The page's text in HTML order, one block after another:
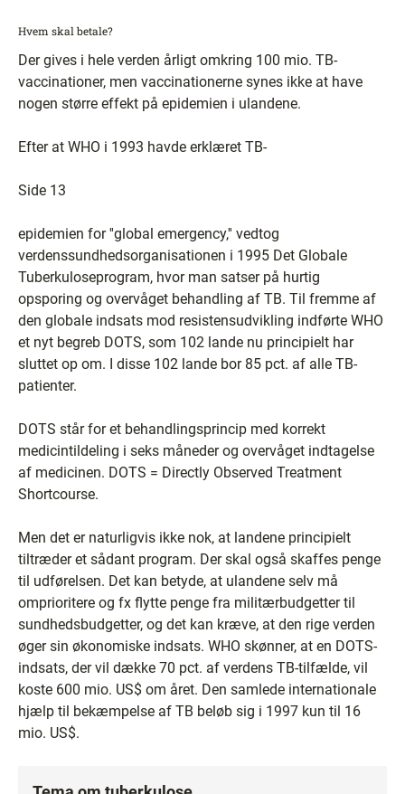
Hvem skal betale?
Der gives i hele verden årligt omkring 100 mio. TB-
vaccinationer, men vaccinationerne synes ikke at have
nogen større effekt på epidemien i ulandene.
Efter at WHO i 1993 havde erklæret TB-
Side 13
epidemien for ''global emergency,'' vedtog
verdenssundhedsorganisationen i 1995 Det Globale
Tuberkuloseprogram, hvor man satser på hurtig
opsporing og overvåget behandling af TB. Til fremme af
den globale indsats mod resistensudvikling indførte WHO
et nyt begreb DOTS, som 102 lande nu principielt har
sluttet op om. I disse 102 lande bor 85 pct. af alle TB-
patienter.
DOTS står for et behandlingsprincip med korrekt
medicintildeling i seks måneder og overvåget indtagelse
af medicinen. DOTS = Directly Observed Treatment
Shortcourse.
Men det er naturligvis ikke nok, at landene principielt
tiltræder et sådant program. Der skal også skaffes penge
til udførelsen. Det kan betyde, at ulandene selv må
omprioritere og fx flytte penge fra militærbudgetter til
sundhedsbudgetter, og det kan kræve, at den rige verden
øger sin økonomiske indsats. WHO skønner, at en DOTS-
indsats, der vil dække 70 pct. af verdens TB-tilfælde, vil
koste 600 mio. US$ om året. Den samlede internationale
hjælp til bekæmpelse af TB beløb sig i 1997 kun til 16
mio. US$.